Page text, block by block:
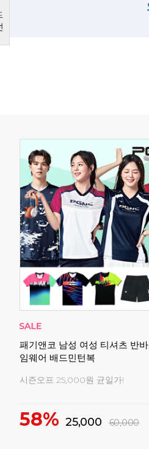
요넥스 65Z4 파워쿠션 배드민
65Z4 2026년형
2026 신상 배드민턴화
10% 193,000 215,000